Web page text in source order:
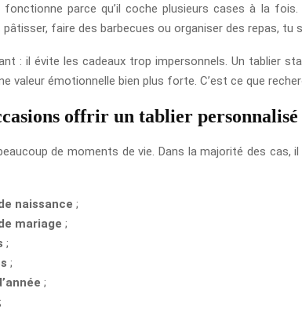
fonctionne parce qu’il coche plusieurs cases à la
faire des barbecues ou organiser des repas, tu
: il évite les cadeaux trop impersonnels. Un tablier
valeur émotionnelle bien plus forte. C’est ce que
offrir un tablier personnalisé
de moments de vie. Dans la majorité des
naissance ;
mariage ;
;
;
;
;